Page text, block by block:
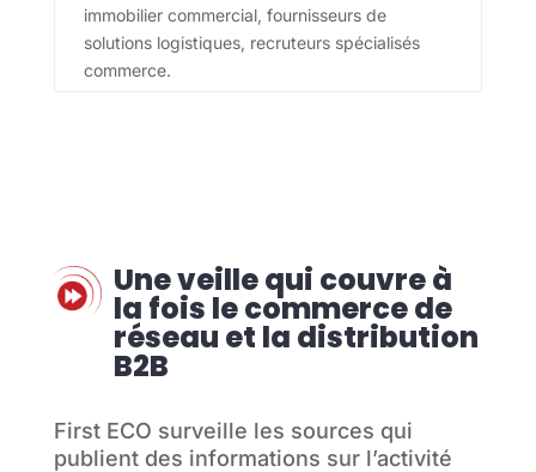
immobilier commercial, fournisseurs de
solutions logistiques, recruteurs spécialisés
commerce.
Une veille qui couvre à
la fois le commerce de
réseau et la distribution
B2B
First ECO surveille les sources qui
publient des informations sur l’activité